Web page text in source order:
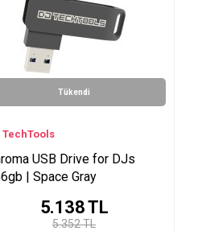
Tükendi
TechTools
USB Drive for DJs
| Space Gray
5.352 TL
5.138TL